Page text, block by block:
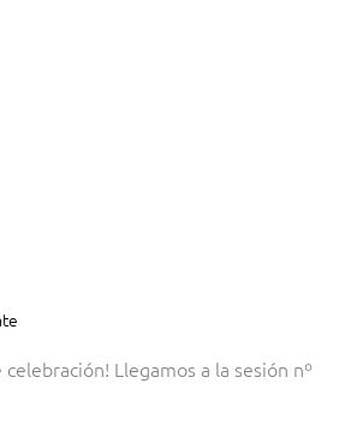
celebración! Llegamos a la sesión nº